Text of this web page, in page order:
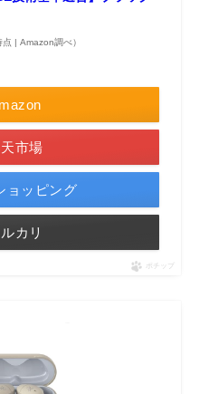
| Amazon調べ）
市場
ョッピング
ルカリ
ポチップ